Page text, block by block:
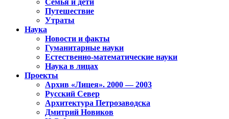
Семья и дети
Путешествие
Утраты
Наука
Новости и факты
Гуманитарные науки
Естественно-математические науки
Наука в лицах
Проекты
Архив «Лицея». 2000 — 2003
Русский Север
Архитектура Петрозаводска
Дмитрий Новиков